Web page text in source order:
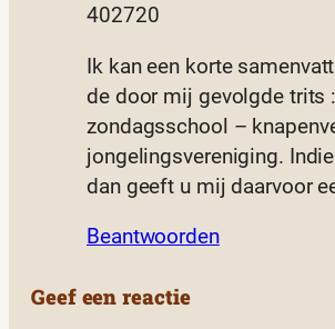
402720
Ik kan een korte
de door mij gevolgde trits :
zondagsschool –
jongelingsvereniging.
dan geeft u mij daarvoor
Beantwoorden
Geef een reactie